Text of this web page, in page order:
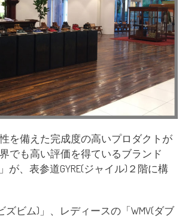
を備えた完成度の高いプロダクトが
でも高い評価を得ているブランド
が、表参道GYRE(ジャイル)２階に構
ズビム)」、レディースの「WMV(ダブ